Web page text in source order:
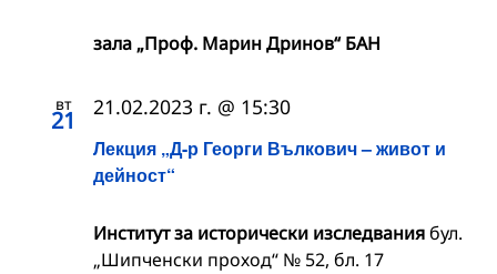
зала „Проф. Марин Дринов“ БАН
вт
21
Лекция „Д-р Георги Вълкович – живот и
дейност“
21.02.2023 г. @ 15:30
Институт за исторически изследваниябул.
„Шипченски проход“ № 52, бл. 17